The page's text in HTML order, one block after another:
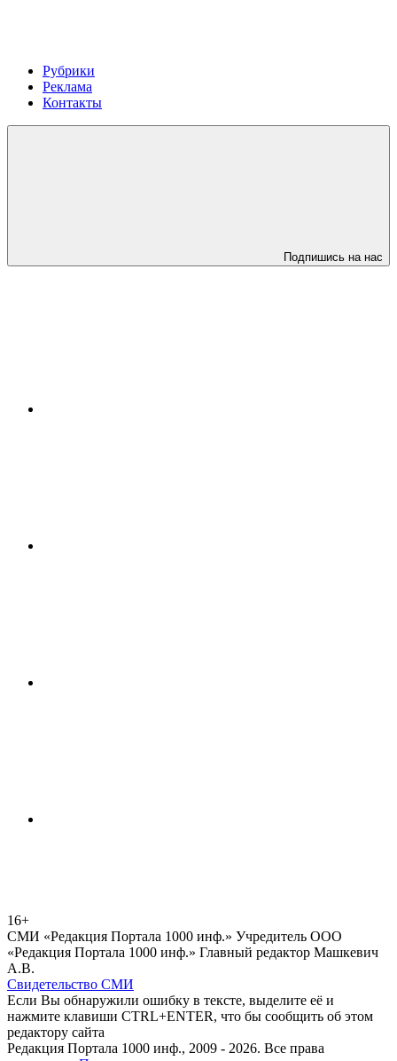
Рубрики
Реклама
Контакты
Подпишись на нас
16+
СМИ «Редакция Портала 1000 инф.» Учредитель ООО
«Редакция Портала 1000 инф.» Главный редактор Машкевич
А.В.
Свидетельство СМИ
Если Вы обнаружили ошибку в тексте, выделите её и
нажмите клавиши CTRL+ENTER, что бы сообщить об этом
редактору сайта
Редакция Портала 1000 инф., 2009 - 2026. Все права